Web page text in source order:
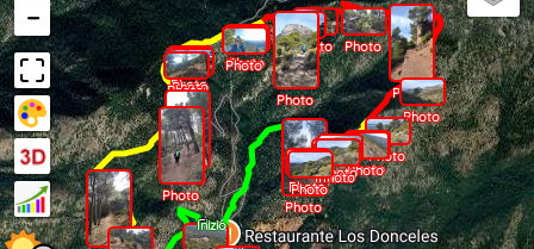
Inizio
Fine
Photo
Photo
Photo
Photo
Photo
PhotoPhoto
Photo
Photo
Photo
Photo
Photo
Photo
Photo
Photo
Photo
Photo
Photo
Photo
Photo
Photo
Photo
Photo
−